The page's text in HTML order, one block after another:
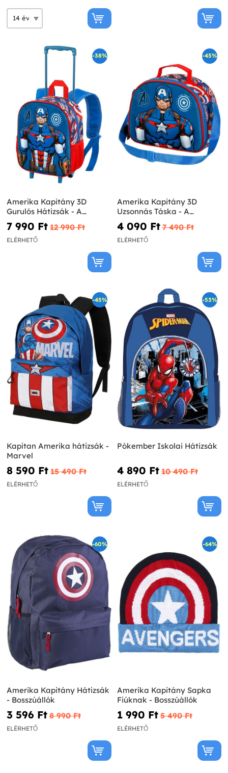
-38%
Amerika Kapitány 3D
Gurulós Hátizsák - A
Bosszúállók
7 990 Ft‎ 12 990 Ft‎
ELÉRHETŐ
-45%
Amerika Kapitány 3D
Uzsonnás Táska - A
Bosszúállók
4 090 Ft‎ 7 490 Ft‎
ELÉRHETŐ
-45%
Kapitan Amerika hátizsák -
Marvel
8 590 Ft‎ 15 490 Ft‎
ELÉRHETŐ
-53%
Pókember Iskolai Hátizsák
4 890 Ft‎ 10 490 Ft‎
ELÉRHETŐ
-60%
Amerika Kapitány Hátizsák
- Bosszúállók
3 596 Ft‎ 8 990 Ft‎
ELÉRHETŐ
-64%
Amerika Kapitány Sapka
Fiúknak - Bosszúállók
1 990 Ft‎ 5 490 Ft‎
ELÉRHETŐ